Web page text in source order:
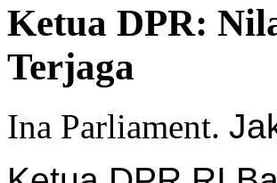
Ketua DPR:
Terjaga
Ina Parliament.